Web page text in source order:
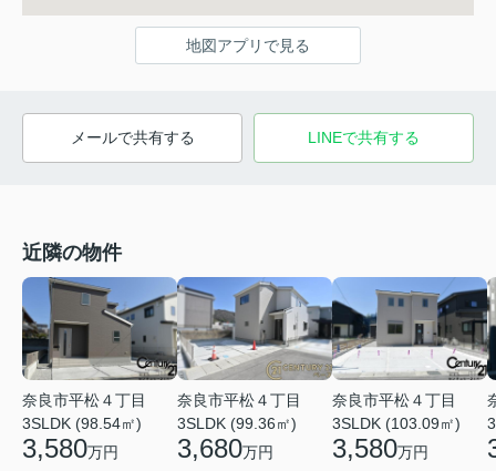
地図アプリで見る
メールで共有する LINEで共有する
近隣の物件
奈良市平松４丁目
3SLDK (98.54㎡)
3,580万円
奈良市平松４丁目
3SLDK (99.36㎡)
3,680万円
奈良市平松４丁目
3SLDK (103.09㎡)
3,580万円